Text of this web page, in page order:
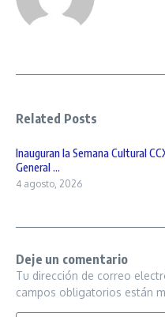
Related Posts
Inauguran la Semana Cultural
General ...
4 agosto, 2026
Deje un comentario
Tu dirección de correo
campos obligatorios están